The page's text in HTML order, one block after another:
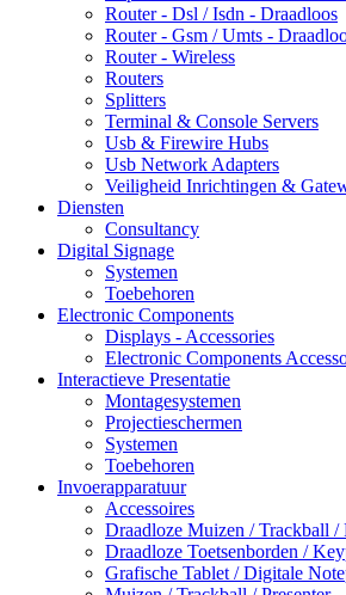
Router - Dsl / Isdn - Draadloos
Router - Gsm / Umts -
Router - Wireless
Routers
Splitters
Terminal & Console Servers
Usb & Firewire Hubs
Usb Network Adapters
Veiligheid Inrichtingen &
Diensten
Consultancy
Digital Signage
Systemen
Toebehoren
Electronic Components
Displays - Accessories
Electronic Components
Interactieve Presentatie
Montagesystemen
Projectieschermen
Systemen
Toebehoren
Invoerapparatuur
Accessoires
Draadloze Muizen / Trackball /
Draadloze Toetsenborden /
Grafische Tablet / Digitale